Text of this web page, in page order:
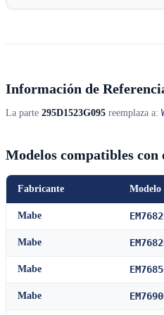
Información de
La parte 295D1523G095 reemplaza a:
Modelos compatibles con
Fabricante Modelo
Mabe
Mabe
Mabe
Mabe